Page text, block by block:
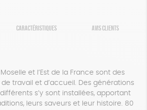
CARACTÉRISTIQUES AVIS CLIENTS
et l’Est de la France sont des
travail et d’accueil. Des générations
s’y sont installées, apportant
leurs saveurs et leur histoire. 80